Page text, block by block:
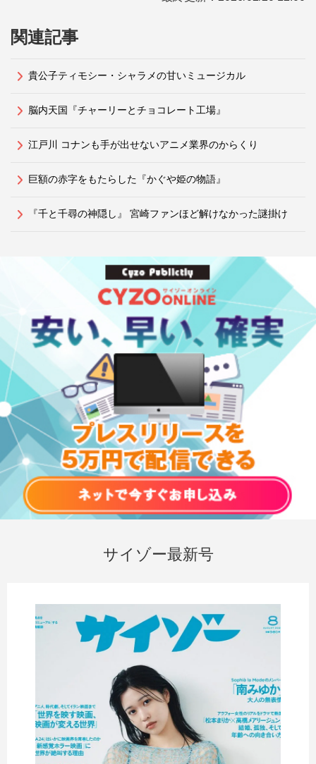
関連記事
貴公子ティモシー・シャラメの甘いミュージカル
脳内天国『チャーリーとチョコレート工場』
江戸川 コナンも手が出せないアニメ業界のからくり
巨額の赤字をもたらした『かぐや姫の物語』
『千と千尋の神隠し』 宮崎ファンほど解けなかった謎掛け
サイゾー最新号